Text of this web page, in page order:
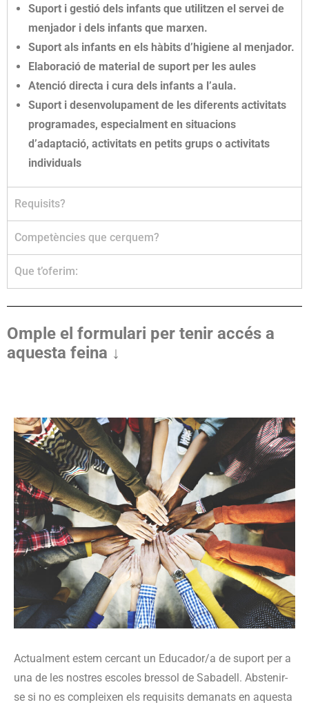
Suport i gestió dels infants que utilitzen el servei de
menjador i dels infants que marxen.
Suport als infants en els hàbits d’higiene al menjador.
Elaboració de material de suport per les aules
Atenció directa i cura dels infants a l’aula.
Suport i desenvolupament de les diferents activitats
programades, especialment en situacions
d’adaptació, activitats en petits grups o activitats
individuals
Requisits?
Competències que cerquem?
Que t’oferim:
Omple el formulari per tenir accés a
aquesta feina ↓
Actualment estem cercant un Educador/a de suport per a
una de les nostres escoles bressol de Sabadell. Abstenir-
se si no es compleixen els requisits demanats en aquesta